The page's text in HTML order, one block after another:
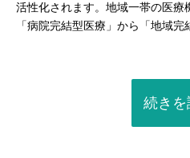
活性化されます。地域一帯の医療
「病院完結型医療」から「地域完
続きを